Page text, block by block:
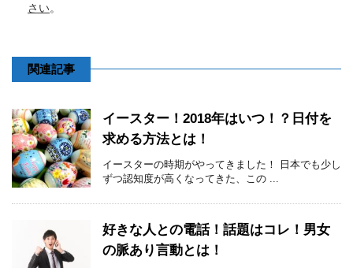
さい。
関連記事
イースター！2018年はいつ！？日付を
求める方法とは！
イースターの時期がやってきました！ 日本でも少し
ずつ認知度が高くなってきた、この ...
好きな人との電話！話題はコレ！男女
の脈あり言動とは！